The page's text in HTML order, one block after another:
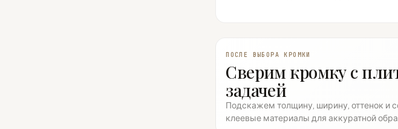
ПОСЛЕ ВЫБОРА КРОМКИ
Сверим кромку с
задачей
Подскажем толщину, ширину, оттенок и
клеевые материалы для аккуратной